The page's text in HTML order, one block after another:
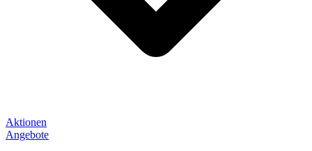
Aktionen
Angebote